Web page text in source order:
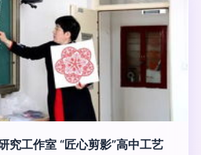
究工作室 “匠心剪影”高中工艺